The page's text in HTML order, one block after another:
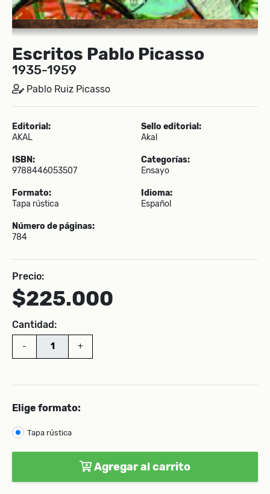
Escritos Pablo Picasso
1935-1959
Pablo Ruiz Picasso
Editorial:
AKAL
Sello editorial:
Akal
ISBN:
9788446053507
Categorías:
Ensayo
Formato:
Tapa rústica
Idioma:
Español
Número de páginas:
784
Precio:
$225.000
Cantidad:
- +
Elige formato:
Tapa rústica
Agregar al carrito